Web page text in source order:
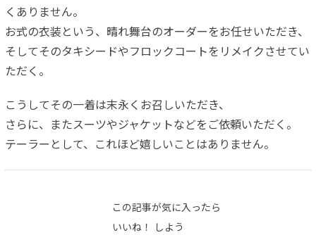
くありません。
お式の衣装という、晴れ舞台のオーダーをお任せいただき、
そしてそのタキシードやフロックコートをリメイクさせてい
ただく。
こうしてその一着は末永くお召しいただき、
さらに、またスーツやジャケットなどをご依頼いただく。
テーラーとして、これほど嬉しいことはありません。
この記事が気に入ったら
いいね！ しよう